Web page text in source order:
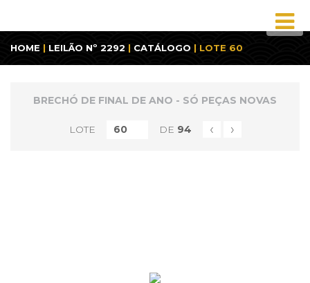
HOME | LEILÃO Nº 2292 | CATÁLOGO | LOTE 60
BRECHÓ DE FINAL DE ANO - SÓ PEÇAS NOVAS
LOTE DE 94 ‹ ›